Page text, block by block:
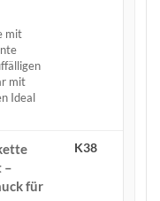
mit
mit
Ideal
–
für
K38